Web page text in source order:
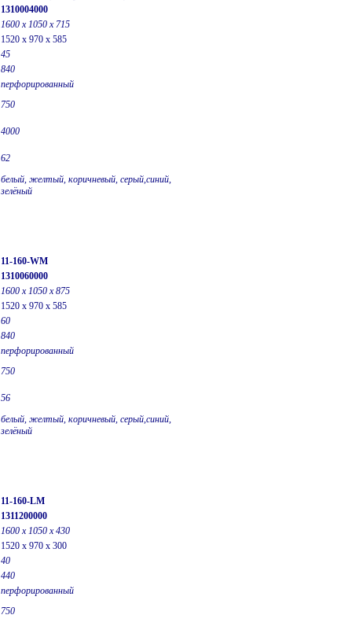
1310004000
1600 х 1050 х 715
1520 x 970 x 585
45
840
перфорированный
750
4000
62
белый, желтый, коричневый, серый,синий,
зелёный
11-160-WM
1310060000
1600 х 1050 х 875
1520 x 970 x 585
60
840
перфорированный
750
56
белый, желтый, коричневый, серый,синий,
зелёный
11-160-LM
1311200000
1600 х 1050 х 430
1520 x 970 x 300
40
440
перфорированный
750